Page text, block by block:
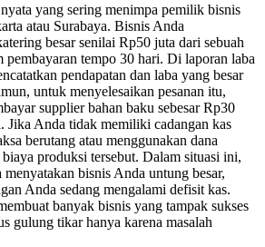
yang sering menimpa pemilik bisnis
atau Surabaya. Bisnis Anda
besar senilai Rp50 juta dari sebuah
pembayaran tempo 30 hari. Di laporan laba
pendapatan dan laba yang besar
untuk menyelesaikan pesanan itu,
supplier bahan baku sebesar Rp30
Jika Anda tidak memiliki cadangan kas
berutang atau menggunakan dana
produksi tersebut. Dalam situasi ini,
bisnis Anda untung besar,
Anda sedang mengalami defisit kas.
banyak bisnis yang tampak sukses
gulung tikar hanya karena masalah